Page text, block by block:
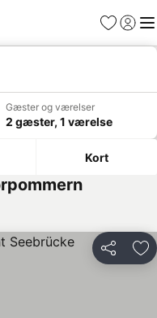
Favoritter
Log ind
Gæster og værelser
2 gæster, 1 værelse
Kort
Del